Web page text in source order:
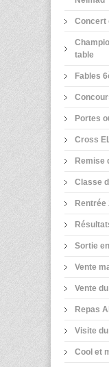
Concert
table
Fables
Portes
Cross
Remise
Classe
Rentrée
Sortie
Vente
Vente
Repas
Visite
Cool et